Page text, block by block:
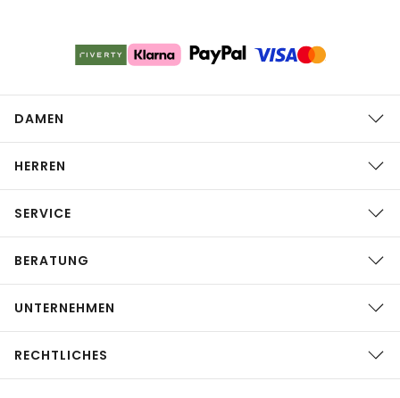
DAMEN
HERREN
SERVICE
BERATUNG
UNTERNEHMEN
RECHTLICHES